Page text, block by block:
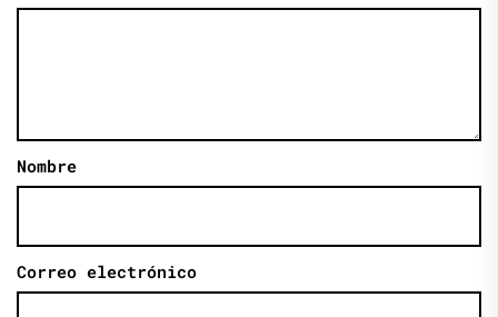
Nombre
Correo electrónico